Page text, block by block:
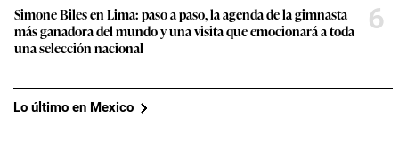
Simone Biles en Lima: paso a paso, la agenda de la gimnasta
más ganadora del mundo y una visita que emocionará a toda
una selección nacional
6
Lo último en Mexico